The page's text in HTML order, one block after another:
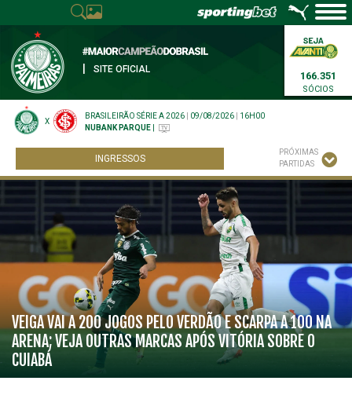
SITE OFICIAL
166.351
SÓCIOS
X
BRASILEIRÃO SÉRIE A 2026 09/08/2026
16H00
NUBANK PARQUE
INGRESSOS
PRÓXIMAS
PARTIDAS
VEIGA VAI A 200 JOGOS PELO VERDÃO E SCARPA A 100 NA
ARENA; VEJA OUTRAS MARCAS APÓS VITÓRIA SOBRE O
CUIABÁ